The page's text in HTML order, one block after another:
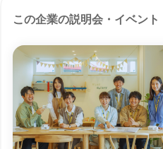
この企業の説明会・イベント